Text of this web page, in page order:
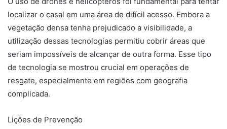
localizar o casal em uma área de difícil acesso. Embora a
vegetação densa tenha prejudicado a visibilidade, a
utilização dessas tecnologias permitiu cobrir áreas que
seriam impossíveis de alcançar de outra forma. Esse tipo
de tecnologia se mostrou crucial em operações de
resgate, especialmente em regiões com geografia
complicada.
Lições de Prevenção